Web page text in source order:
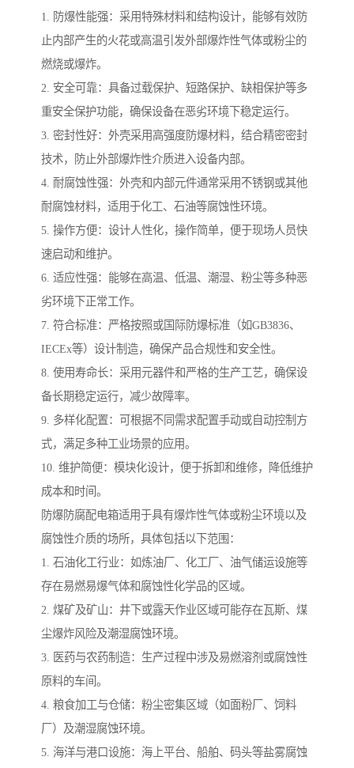
1. 防爆性能强：采用特殊材料和结构设计，能够有效防
止内部产生的火花或高温引发外部爆炸性气体或粉尘的
燃烧或爆炸。
2. 安全可靠：具备过载保护、短路保护、缺相保护等多
重安全保护功能，确保设备在恶劣环境下稳定运行。
3. 密封性好：外壳采用高强度防爆材料，结合精密密封
技术，防止外部爆炸性介质进入设备内部。
4. 耐腐蚀性强：外壳和内部元件通常采用不锈钢或其他
耐腐蚀材料，适用于化工、石油等腐蚀性环境。
5. 操作方便：设计人性化，操作简单，便于现场人员快
速启动和维护。
6. 适应性强：能够在高温、低温、潮湿、粉尘等多种恶
劣环境下正常工作。
7. 符合标准：严格按照或国际防爆标准（如GB3836、
IECEx等）设计制造，确保产品合规性和安全性。
8. 使用寿命长：采用元器件和严格的生产工艺，确保设
备长期稳定运行，减少故障率。
9. 多样化配置：可根据不同需求配置手动或自动控制方
式，满足多种工业场景的应用。
10. 维护简便：模块化设计，便于拆卸和维修，降低维护
成本和时间。
防爆防腐配电箱适用于具有爆炸性气体或粉尘环境以及
腐蚀性介质的场所，具体包括以下范围：
1. 石油化工行业：如炼油厂、化工厂、油气储运设施等
存在易燃易爆气体和腐蚀性化学品的区域。
2. 煤矿及矿山：井下或露天作业区域可能存在瓦斯、煤
尘爆炸风险及潮湿腐蚀环境。
3. 医药与农药制造：生产过程中涉及易燃溶剂或腐蚀性
原料的车间。
4. 粮食加工与仓储：粉尘密集区域（如面粉厂、饲料
厂）及潮湿腐蚀环境。
5. 海洋与港口设施：海上平台、船舶、码头等盐雾腐蚀